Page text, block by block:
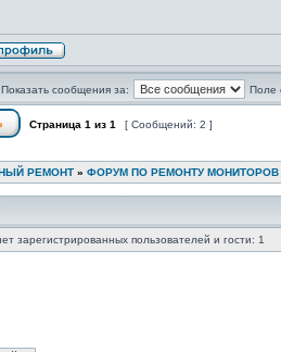
Показать сообщения за: Поле
Страница 1 из 1 [ Сообщений: 2 ]
РЕМОНТ » ФОРУМ ПО РЕМОНТУ МОНИТОРОВ
зарегистрированных пользователей и гости: 1